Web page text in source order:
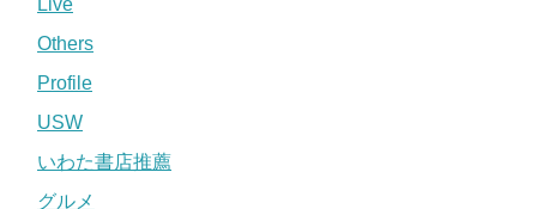
Others
Profile
USW
いわた書店推薦
グルメ